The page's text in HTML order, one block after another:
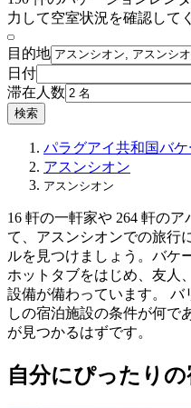
力して空室状況を確認して
目的地
日付
滞在人数
検索
パラグアイ共和国バ
アスンシオン
アスンシオン
16 軒の一軒家や 264 軒の
て、アスンシオンでの旅行
ルを見つけましょう。バケ
ホットタブをはじめ、友人
設備が備わっています。
しの宿泊施設の条件が何で
が見つかるはずです。
自分にぴったり